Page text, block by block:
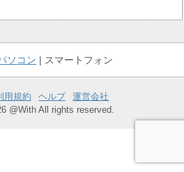
ソコン スマートフォン
用規約 ヘルプ
運営会社
@With All rights reserved.